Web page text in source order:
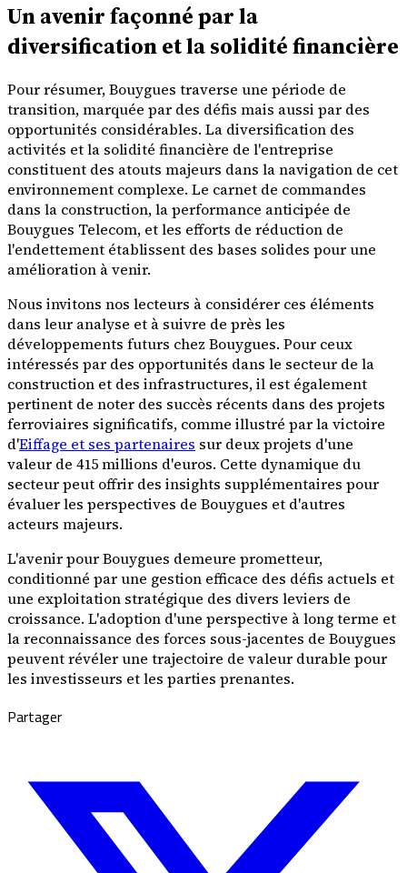
Un avenir façonné par la
diversification et la solidité financière
Pour résumer, Bouygues traverse une période de
transition, marquée par des défis mais aussi par des
opportunités considérables. La diversification des
activités et la solidité financière de l'entreprise
constituent des atouts majeurs dans la navigation de cet
environnement complexe. Le carnet de commandes
dans la construction, la performance anticipée de
Bouygues Telecom, et les efforts de réduction de
l'endettement établissent des bases solides pour une
amélioration à venir.
Nous invitons nos lecteurs à considérer ces éléments
dans leur analyse et à suivre de près les
développements futurs chez Bouygues. Pour ceux
intéressés par des opportunités dans le secteur de la
construction et des infrastructures, il est également
pertinent de noter des succès récents dans des projets
ferroviaires significatifs, comme illustré par la victoire
d'Eiffage et ses partenaires sur deux projets d'une
valeur de 415 millions d'euros. Cette dynamique du
secteur peut offrir des insights supplémentaires pour
évaluer les perspectives de Bouygues et d'autres
acteurs majeurs.
L'avenir pour Bouygues demeure prometteur,
conditionné par une gestion efficace des défis actuels et
une exploitation stratégique des divers leviers de
croissance. L'adoption d'une perspective à long terme et
la reconnaissance des forces sous-jacentes de Bouygues
peuvent révéler une trajectoire de valeur durable pour
les investisseurs et les parties prenantes.
Partager